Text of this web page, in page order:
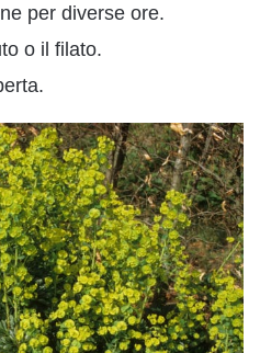
per diverse ore.
o il filato.